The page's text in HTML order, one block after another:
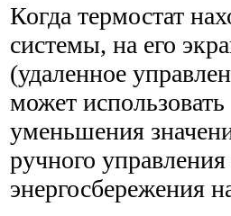
Когда термостат
системы, на его
(удаленное
может
уменьшения
ручного
энергосбережения